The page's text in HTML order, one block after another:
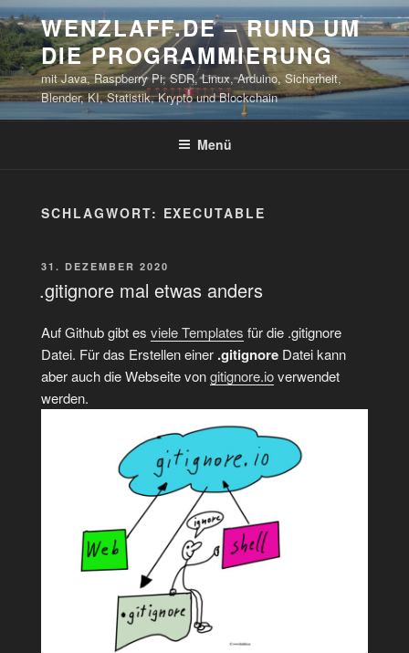
Zum
Inhalt
springen
WENZLAFF.DE – RUND UM
DIE PROGRAMMIERUNG
mit Java, Raspberry Pi, SDR, Linux, Arduino, Sicherheit,
Blender, KI, Statistik, Krypto und Blockchain
Menü
SCHLAGWORT: EXECUTABLE
VERÖFFENTLICHT
AM
31. DEZEMBER 2020
.gitignore mal etwas anders
Auf Github gibt es viele Templates für die .gitignore
Datei. Für das Erstellen einer .gitignore Datei kann
aber auch die Webseite vongitignore.ioverwendet
werden.